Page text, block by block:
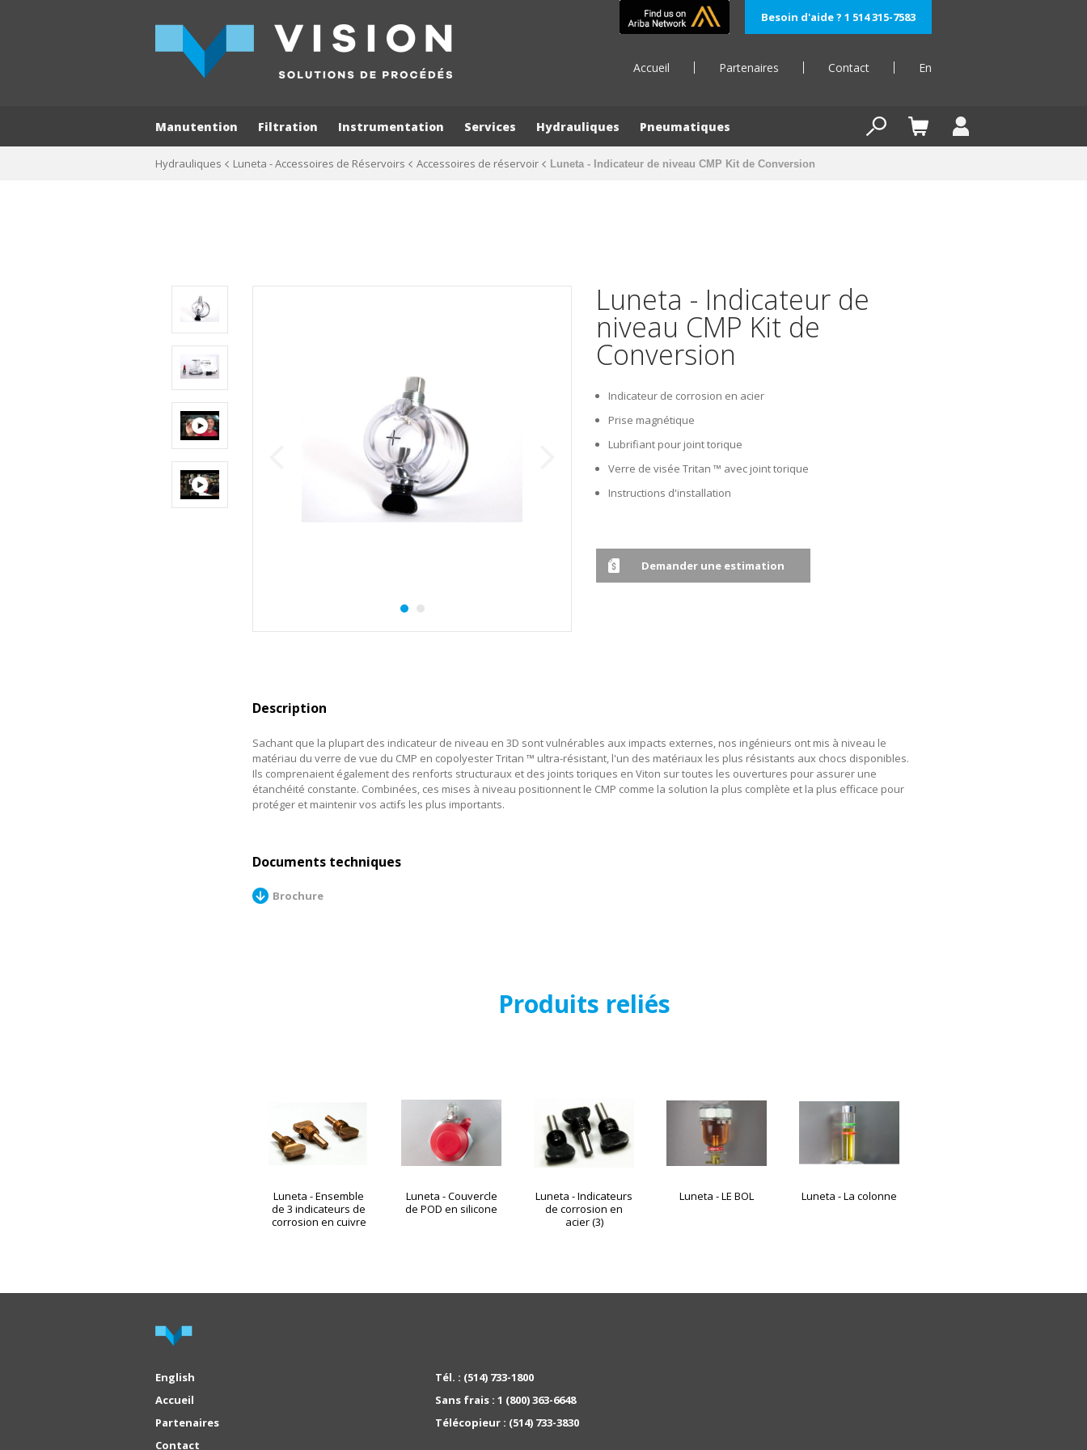
Besoin d'aide ? 1 514 315-7583
Accueil Partenaires Contact En
Manutention Filtration Instrumentation Services Hydrauliques Pneumatiques
Hydrauliques Luneta - Accessoires de Réservoirs Accessoires de réservoir Luneta - Indicateur de niveau CMP Kit de Conversion
Luneta - Indicateur de
niveau CMP Kit de
Conversion
Indicateur de corrosion en acier
Prise magnétique
Lubrifiant pour joint torique
Verre de visée Tritan ™ avec joint torique
Instructions d'installation
Demander une estimation
Description
Sachant que la plupart des indicateur de niveau en 3D sont vulnérables aux impacts externes, nos ingénieurs ont mis à niveau le
matériau du verre de vue du CMP en copolyester Tritan ™ ultra-résistant, l'un des matériaux les plus résistants aux chocs disponibles.
Ils comprenaient également des renforts structuraux et des joints toriques en Viton sur toutes les ouvertures pour assurer une
étanchéité constante. Combinées, ces mises à niveau positionnent le CMP comme la solution la plus complète et la plus efficace pour
protéger et maintenir vos actifs les plus importants.
Documents techniques
Brochure
Produits reliés
Luneta - Ensemble
de 3 indicateurs de
corrosion en cuivre
Luneta - Couvercle
de POD en silicone
Luneta - Indicateurs
de corrosion en
acier (3)
Luneta - LE BOL Luneta - La colonne
English
Accueil
Partenaires
Contact
Tél. : (514) 733-1800
Sans frais : 1 (800) 363-6648
Télécopieur : (514) 733-3830